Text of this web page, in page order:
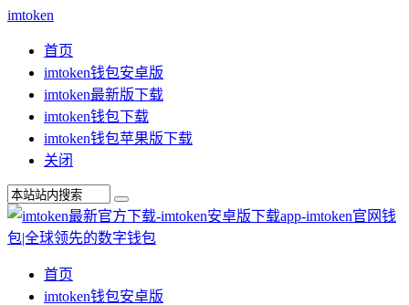
imtoken
首页
imtoken钱包安卓版
imtoken最新版下载
imtoken钱包下载
imtoken钱包苹果版下载
关闭
首页
imtoken钱包安卓版